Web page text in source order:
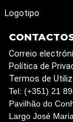
Logotipo
Correio
Política de
Termos de
Tel: (+351) 21
Pavilhão do
Largo José